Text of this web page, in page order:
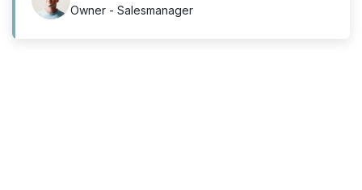
Owner - Salesmanager